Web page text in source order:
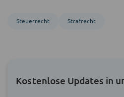
Steuerrecht Strafrecht
Kostenlose Updates in